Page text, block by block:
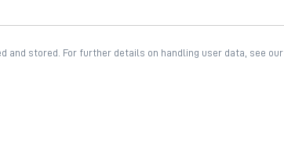
and stored. For further details on handling user data, see our